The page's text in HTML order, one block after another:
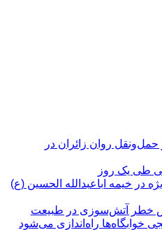
روان زائران در
در خیمه اباعبدالله الحسین (ع)
خطر آتش‌سوزی در طبیعت
خوابگاه‌ها راه‌اندازی می‌شود